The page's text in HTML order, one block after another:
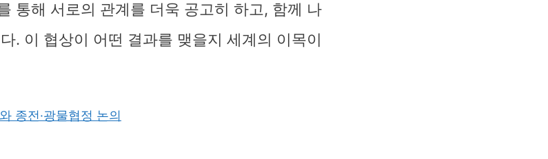
통해 서로의 관계를 더욱 공고히 하고, 함께 나
. 이 협상이 어떤 결과를 맺을지 세계의 이목이
종전·광물협정 논의